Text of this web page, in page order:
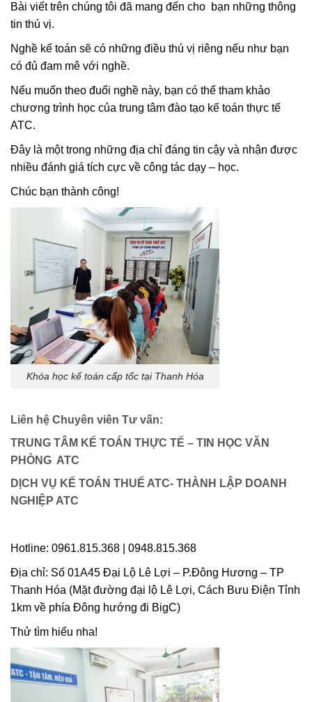
Bài viết trên chúng tôi đã mang đến cho bạn những thông
tin thú vị.
Nghề kế toán sẽ có những điều thú vị riêng nếu như bạn
có đủ đam mê với nghề.
Nếu muốn theo đuổi nghề này, bạn có thể tham khảo
chương trình học của trung tâm đào tạo kế toán thực tế
ATC.
Đây là một trong những địa chỉ đáng tin cậy và nhận được
nhiều đánh giá tích cực về công tác dạy – học.
Chúc bạn thành công!
Khóa học kế toán cấp tốc tại Thanh Hóa
Liên hệ Chuyên viên Tư vấn:
TRUNG TÂM KẾ TOÁN THỰC TẾ – TIN HỌC VĂN
PHÒNG ATC
DỊCH VỤ KẾ TOÁN THUẾ ATC- THÀNH LẬP DOANH
NGHIỆP ATC
Hotline: 0961.815.368 | 0948.815.368
Địa chỉ: Số 01A45 Đại Lộ Lê Lợi – P.Đông Hương – TP
Thanh Hóa (Mặt đường đại lộ Lê Lợi, Cách Bưu Điện Tỉnh
1km về phía Đông hướng đi BigC)
Thử tìm hiểu nha!